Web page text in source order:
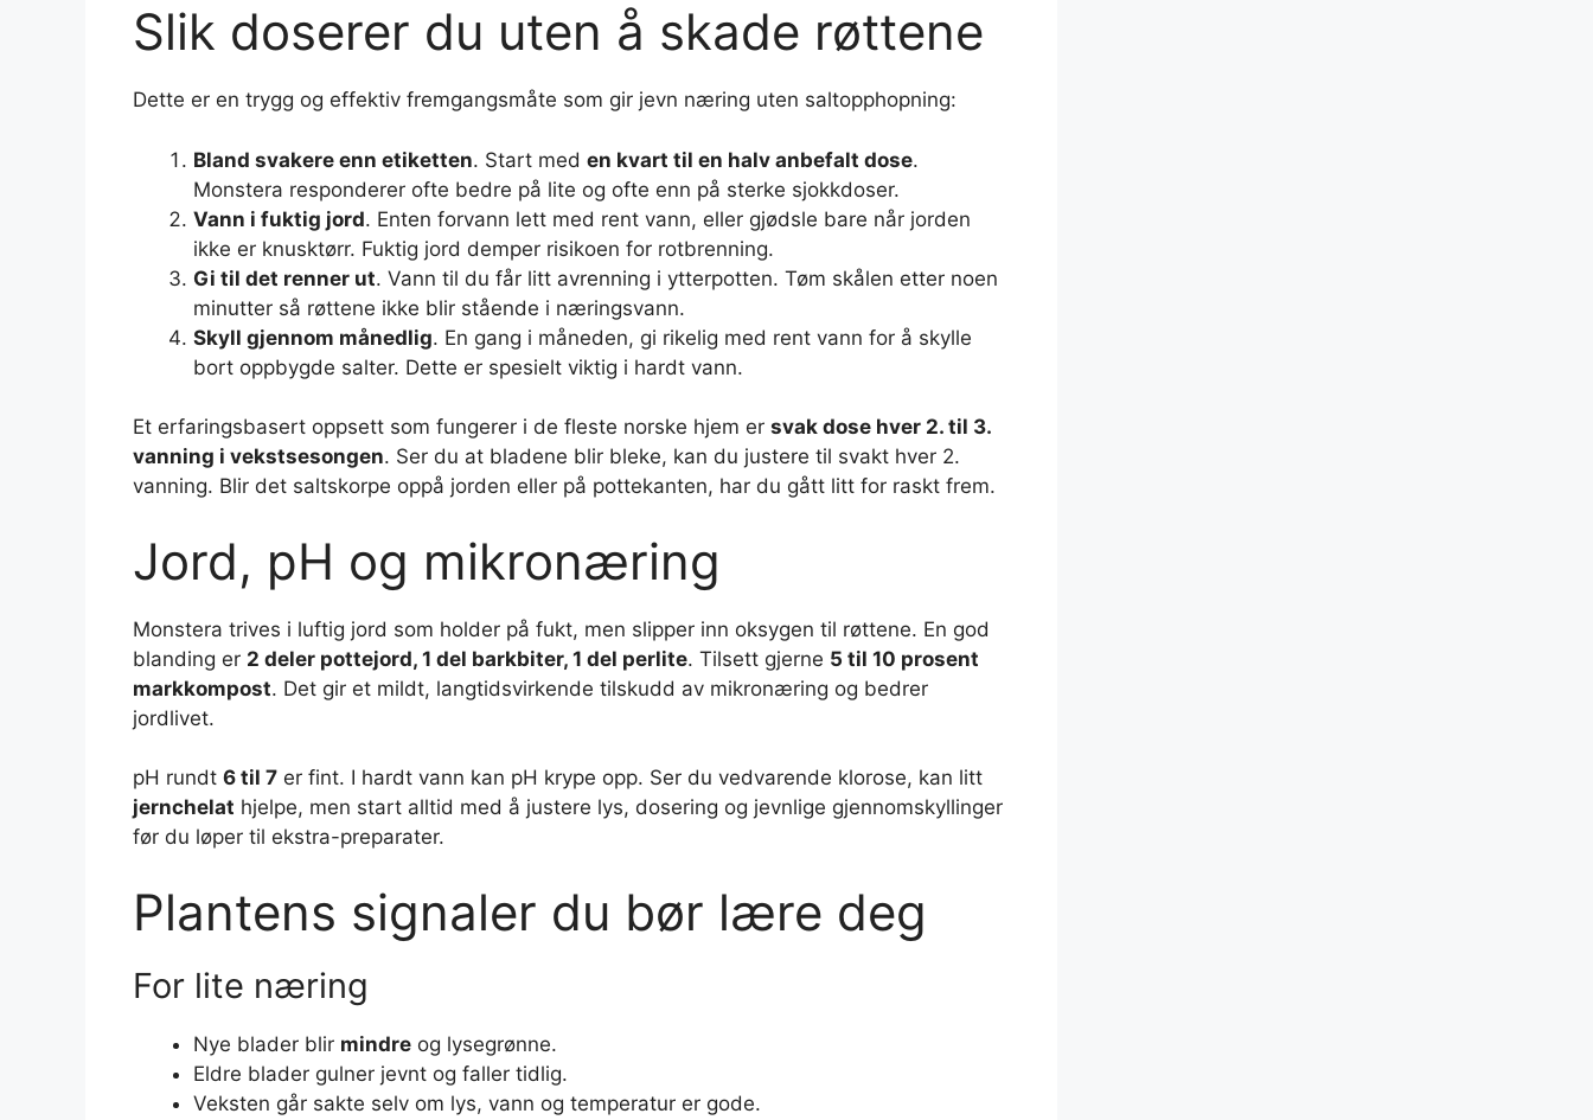
Slik doserer du uten å skade røttene
Dette er en trygg og effektiv fremgangsmåte som gir jevn næring uten saltopphopning:
Bland svakere enn etiketten. Start med en kvart til en halv anbefalt dose.
Monstera responderer ofte bedre på lite og ofte enn på sterke sjokkdoser.
Vann i fuktig jord. Enten forvann lett med rent vann, eller gjødsle bare når jorden
ikke er knusktørr. Fuktig jord demper risikoen for rotbrenning.
Gi til det renner ut. Vann til du får litt avrenning i ytterpotten. Tøm skålen etter noen
minutter så røttene ikke blir stående i næringsvann.
Skyll gjennom månedlig. En gang i måneden, gi rikelig med rent vann for å skylle
bort oppbygde salter. Dette er spesielt viktig i hardt vann.
Et erfaringsbasert oppsett som fungerer i de fleste norske hjem er svak dose hver 2. til 3.
vanning i vekstsesongen. Ser du at bladene blir bleke, kan du justere til svakt hver 2.
vanning. Blir det saltskorpe oppå jorden eller på pottekanten, har du gått litt for raskt frem.
Jord, pH og mikronæring
Monstera trives i luftig jord som holder på fukt, men slipper inn oksygen til røttene. En god
blanding er 2 deler pottejord, 1 del barkbiter, 1 del perlite. Tilsett gjerne 5 til 10 prosent
markkompost. Det gir et mildt, langtidsvirkende tilskudd av mikronæring og bedrer
jordlivet.
pH rundt 6 til 7 er fint. I hardt vann kan pH krype opp. Ser du vedvarende klorose, kan litt
jernchelat hjelpe, men start alltid med å justere lys, dosering og jevnlige gjennomskyllinger
før du løper til ekstra-preparater.
Plantens signaler du bør lære deg
For lite næring
Nye blader blir mindre og lysegrønne.
Eldre blader gulner jevnt og faller tidlig.
Veksten går sakte selv om lys, vann og temperatur er gode.